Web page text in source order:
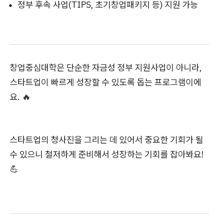
정부 후속 사업(TIPS, 초기창업패키지 등) 지원 가능
창업중심대학은 단순한 자금성 정부 지원사업이 아니라,
스타트업이 빠르게 성장할 수 있도록 돕는 프로그램이에
요. 🔥
스타트업의 청사진을 그리는 데 있어서 중요한 기회가 될
수 있으니 철저하게 준비해서 성장하는 기회를 잡아봐요!
💪